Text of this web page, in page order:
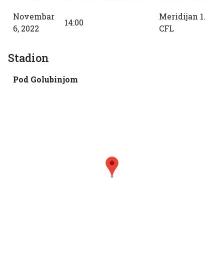
Novembar
6, 2022
14:00
Meridijan 1.
CFL
Stadion
Pod Golubinjom